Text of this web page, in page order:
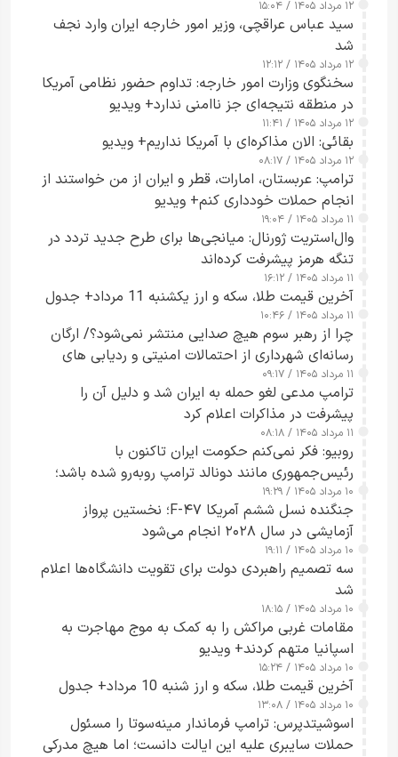
۱۲ مرداد ۱۴۰۵ / ۱۵:۰۴
سید عباس عراقچی، وزیر امور خارجه ایران وارد نجف
شد
۱۲ مرداد ۱۴۰۵ / ۱۲:۱۲
سخنگوی وزارت امور خارجه: تداوم حضور نظامی آمریکا
در منطقه نتیجه‌ای جز ناامنی ندارد+ ویدیو
۱۲ مرداد ۱۴۰۵ / ۱۱:۴۱
بقائی: الان مذاکره‌ای با آمریکا نداریم+ ویدیو
۱۲ مرداد ۱۴۰۵ / ۰۸:۱۷
ترامپ: عربستان، امارات، قطر و ایران از من خواستند از
انجام حملات خودداری کنم+ ویدیو
۱۱ مرداد ۱۴۰۵ / ۱۹:۰۴
وال‌استریت ژورنال: میانجی‌ها برای طرح جدید تردد در
تنگه هرمز پیشرفت کرده‌اند
۱۱ مرداد ۱۴۰۵ / ۱۶:۱۲
آخرین قیمت طلا، سکه و ارز یکشنبه 11 مرداد+ جدول
۱۱ مرداد ۱۴۰۵ / ۱۰:۴۶
چرا از رهبر سوم هیچ صدایی منتشر نمی‌شود؟/ ارگان
رسانه‌ای شهرداری از احتمالات امنیتی و ردیابی های
جاسوسی گفت
۱۱ مرداد ۱۴۰۵ / ۰۹:۱۷
ترامپ مدعی لغو حمله به ایران شد و دلیل آن را
پیشرفت در مذاکرات اعلام کرد
۱۱ مرداد ۱۴۰۵ / ۰۸:۱۸
روبیو: فکر نمی‌کنم حکومت ایران تاکنون با
رئیس‌جمهوری مانند دونالد ترامپ روبه‌رو شده باشد؛
کسی که واقعاً دست به اقدام می‌زند
۱۰ مرداد ۱۴۰۵ / ۱۹:۲۹
جنگنده نسل ششم آمریکا F-۴۷؛ نخستین پرواز
آزمایشی در سال ۲۰۲۸ انجام می‌شود
۱۰ مرداد ۱۴۰۵ / ۱۹:۱۱
سه تصمیم راهبردی دولت برای تقویت دانشگاه‌ها اعلام
شد
۱۰ مرداد ۱۴۰۵ / ۱۸:۱۵
مقامات غربی مراکش را به کمک به موج مهاجرت به
اسپانیا متهم کردند+ ویدیو
۱۰ مرداد ۱۴۰۵ / ۱۵:۲۴
آخرین قیمت طلا، سکه و ارز شنبه 10 مرداد+ جدول
۱۰ مرداد ۱۴۰۵ / ۱۳:۰۸
اسوشیتدپرس: ترامپ فرماندار مینه‌سوتا را مسئول
حملات سایبری علیه این ایالت دانست؛ اما هیچ مدرکی